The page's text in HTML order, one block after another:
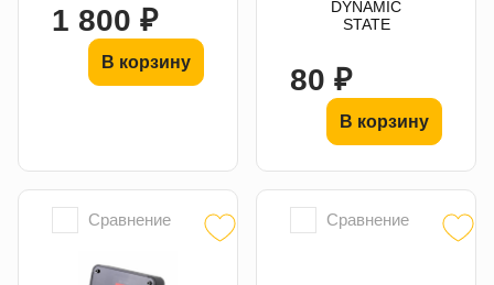
1 800 ₽
В корзину
DYNAMIC
STATE
80 ₽
В корзину
Сравнение Сравнение